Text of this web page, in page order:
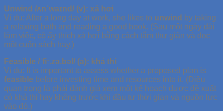
Unwind /ʌnˈwaɪnd/ (v): xả hơi
Ví dụ: After a long day at work, she likes to unwind by taking
a relaxing bath and reading a good book. (Sau một ngày dài
làm việc, cô ấy thích xả hơi bằng cách tắm thư giãn và đọc
một cuốn sách hay.)
Feasible /ˈfiː.zə.bəl/ (a): khả thi
Ví dụ: It is important to assess whether a proposed plan is
feasible before investing time and resources into it. (Điều
quan trọng là phải đánh giá xem một kế hoạch được đề xuất
có khả thi hay không trước khi đầu tư thời gian và nguồn lực
vào đó.)